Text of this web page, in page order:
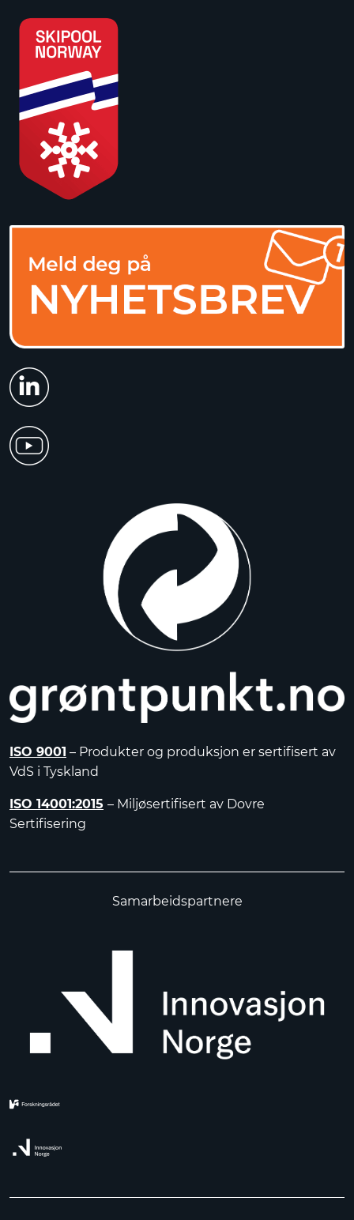
ISO 9001 – Produkter og produksjon er sertifisert av
VdS i Tyskland
ISO 14001:2015 – Miljøsertifisert av Dovre
Sertifisering
Samarbeidspartnere